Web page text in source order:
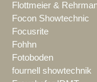
Flottmeier &
Focon Showtechnic
Focusrite
Fohhn
Fotoboden
fournell showtechnik